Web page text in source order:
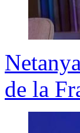
de la